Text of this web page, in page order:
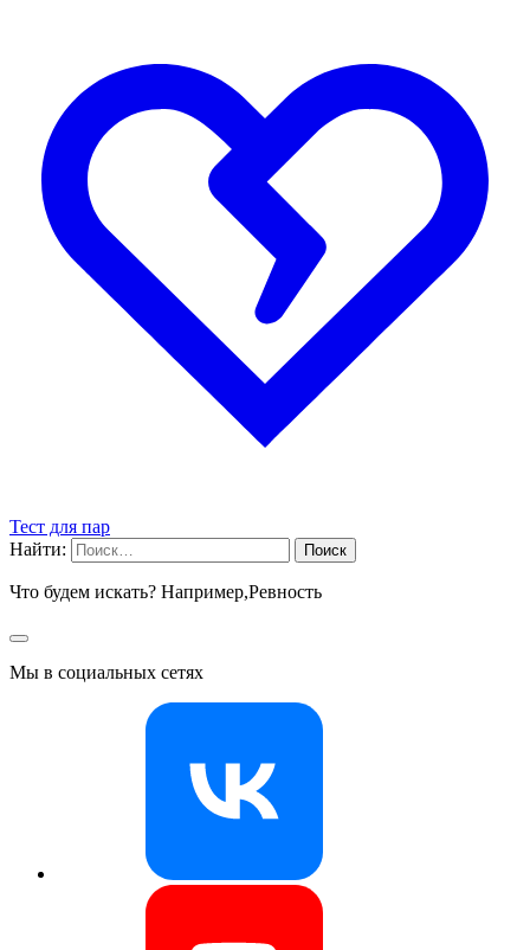
Тест для пар
Найти:
Что будем искать? Например,Ревность
Мы в социальных сетях